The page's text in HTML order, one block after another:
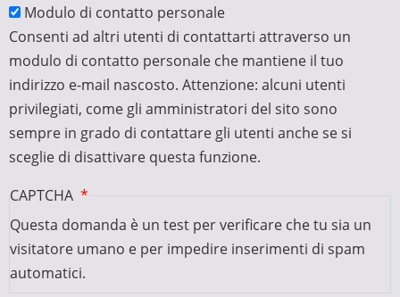
Modulo di contatto personale
Consenti ad altri utenti di contattarti attraverso un
modulo di contatto personale che mantiene il tuo
indirizzo e-mail nascosto. Attenzione: alcuni utenti
privilegiati, come gli amministratori del sito sono
sempre in grado di contattare gli utenti anche se si
sceglie di disattivare questa funzione.
CAPTCHA
Questa domanda è un test per verificare che tu sia un
visitatore umano e per impedire inserimenti di spam
automatici.